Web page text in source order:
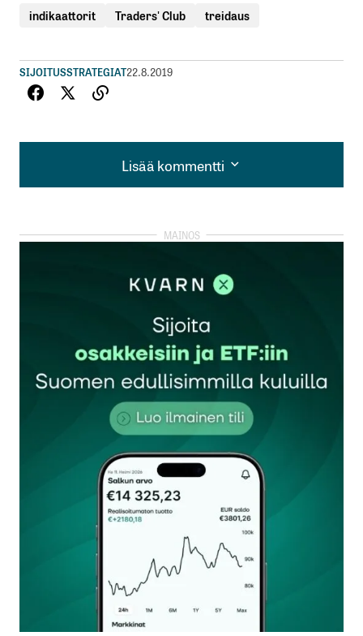
indikaattorit Traders' Club treidaus
SIJOITUSSTRATEGIAT22.8.2019
Lisää kommentti
Lisää kommentti
kirjautua
rekisteröityä
Sähköpostiosoitettasi ei julkaista.Pakolliset
kentät on merkitty*
Kommentti*
Nimesi tai nimimerkkisi
Sähköpostiosoitteesi